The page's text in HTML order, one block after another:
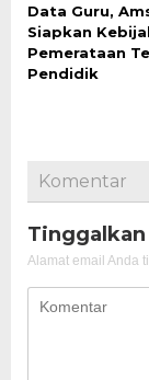
Data Guru,
Siapkan
Pemerataan
Pendidik
Komentar
Tinggalkan
Alamat email Anda